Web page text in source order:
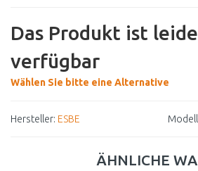
Das Produkt ist
verfügbar
Wählen Sie bitte eine Alternative
Hersteller: ESBE
ÄHNLICHE